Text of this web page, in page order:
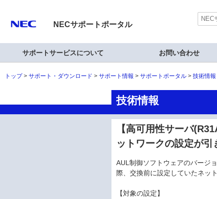
NECサポートポータル
サポートサービスについて お問い合わせ
トップ サポート・ダウンロード サポート情報 サポートポータル 技術情
技術情報
【高可用性サーバ
ットワークの設定が
AUL制御ソフトウェアのバージ
際、交換前に設定していたネッ
【対象の設定】